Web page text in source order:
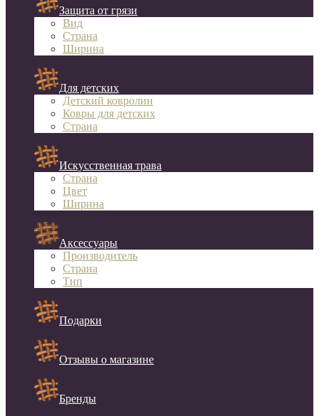
Защита от грязи
Вид
Страна
Ширина
Для детских
Детский ковролин
Ковры для детских
Страна
Искусственная трава
Страна
Цвет
Ширина
Аксессуары
Производитель
Страна
Тип
Подарки
Отзывы о магазине
Бренды